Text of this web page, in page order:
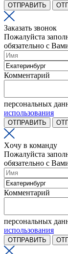
ОТПРАВИТЬ
Заказать звонок
Пожалуйста
обязательно с
Комментарий
персональных
использования
ОТПРАВИТЬ
Xочу в команду
Пожалуйста
обязательно с
Комментарий
персональных
использования
ОТПРАВИТЬ